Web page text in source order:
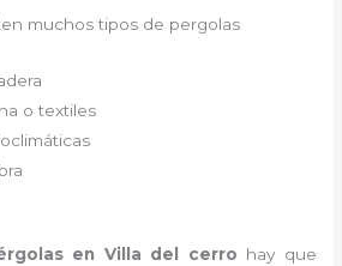
muchos tipos de pergolas
o textiles
en Villa del cerro hay que